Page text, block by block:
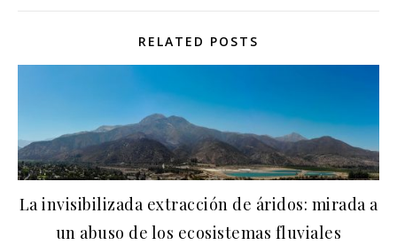
RELATED POSTS
La invisibilizada extracción de áridos: mirada a
un abuso de los ecosistemas fluviales